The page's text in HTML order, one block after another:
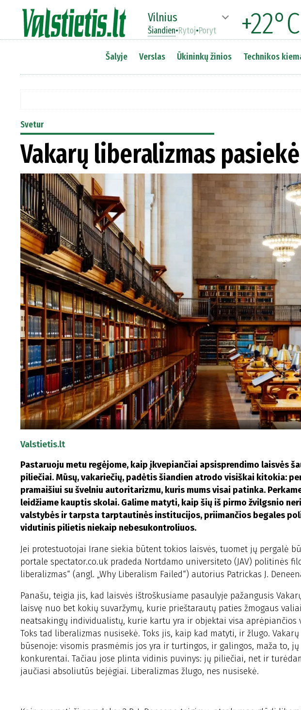
Vilnius +22°C
Šiandien•Rytoj•Poryt
Šalyje Verslas Ūkininkų žinios Technikos
Svetur
Vakarų liberalizmas
Valstietis.lt
Pastaruoju metu regėjome, kaip įkvepiančiai apsisprendimo laisvės
piliečiai. Mūsų, vakariečių, padėtis šiandien atrodo visiškai kitokia:
pramaišiui su švelniu autoritarizmu, kuris mums visai patinka.
leidžiame kauptis skolai. Galime matyti, kaip šių iš pirmo žvilgsnio
valstybės ir tarpsta tarptautinės institucijos, priimančios begales
vidutinis pilietis niekaip nebesukontroliuos.
Jei protestuotojai Irane siekia būtent tokios laisvės, tuomet jų pergalė
portale spectator.co.uk pradeda Nortdamo universiteto (JAV) politinės
liberalizmas“ (angl. „Why Liberalism Failed“) autorius Patrickas J.
Panašu, teigia jis, kad laisvės ištroškusiame pasaulyje pažangusis
laisvę nuo bet kokių suvaržymų, kurie prieštarautų paties žmogaus
neatsakingų individualistų, kurie kartu yra ir objektai visa
Toks tad liberalizmas nusisekė. Toks jis, kaip kad matyti, ir žlugo.
būsenoje: visomis prasmėmis jos yra ir turtingos, ir galingos, maža to,
konkurentai. Tačiau jose plinta vidinis puvinys: jų piliečiai, net ir
jaučiasi absoliutūs bejėgiai. Liberalizmas žlugo, nes nusisekė.